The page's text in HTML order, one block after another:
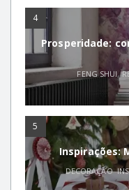
4
Prosperidade:
FENG SHUI,
5
Inspirações:
DECORAÇÃO,